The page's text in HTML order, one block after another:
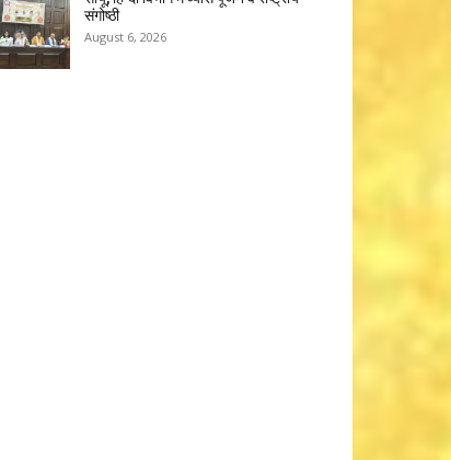
संगोष्ठी
August 6, 2026